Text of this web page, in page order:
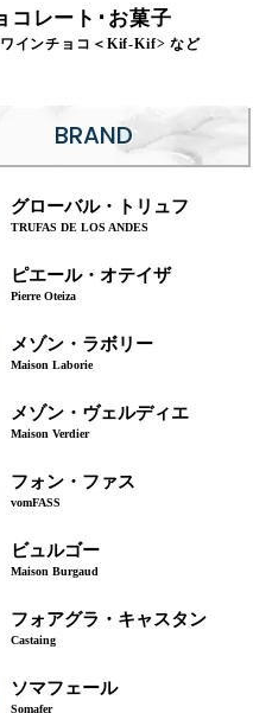
コレート･お菓子
インチョコ＜Kif-Kif> など
BRAND
グローバル・トリュフ
TRUFAS DE LOS ANDES
ピエール・オテイザ
Pierre Oteiza
メゾン・ラボリー
Maison Laborie
メゾン・ヴェルディエ
Maison Verdier
フォン・ファス
vomFASS
ビュルゴー
Maison Burgaud
フォアグラ・キャスタン
Castaing
ソマフェール
Somafer